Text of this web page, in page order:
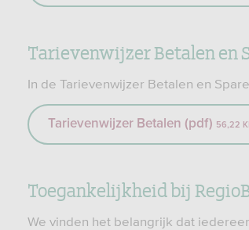
Tarievenwijzer Betalen en
In de Tarievenwijzer Betalen en
Tarievenwijzer Betalen (pdf) 56,22
Toegankelijkheid bij
We vinden het belangrijk dat